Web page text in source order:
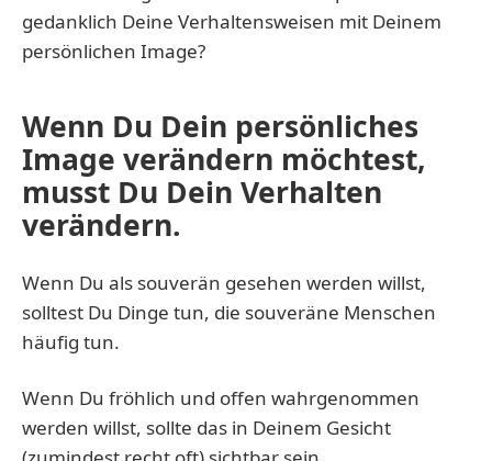
gedanklich Deine Verhaltensweisen mit Deinem
persönlichen Image?
Wenn Du Dein persönliches
Image verändern möchtest,
musst Du Dein Verhalten
verändern.
Wenn Du als souverän gesehen werden willst,
solltest Du Dinge tun, die souveräne Menschen
häufig tun.
Wenn Du fröhlich und offen wahrgenommen
werden willst, sollte das in Deinem Gesicht